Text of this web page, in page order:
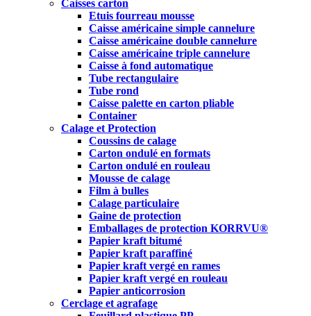
Caisses carton
Etuis fourreau mousse
Caisse américaine simple cannelure
Caisse américaine double cannelure
Caisse américaine triple cannelure
Caisse à fond automatique
Tube rectangulaire
Tube rond
Caisse palette en carton pliable
Container
Calage et Protection
Coussins de calage
Carton ondulé en formats
Carton ondulé en rouleau
Mousse de calage
Film à bulles
Calage particulaire
Gaine de protection
Emballages de protection KORRVU®
Papier kraft bitumé
Papier kraft paraffiné
Papier kraft vergé en rames
Papier kraft vergé en rouleau
Papier anticorrosion
Cerclage et agrafage